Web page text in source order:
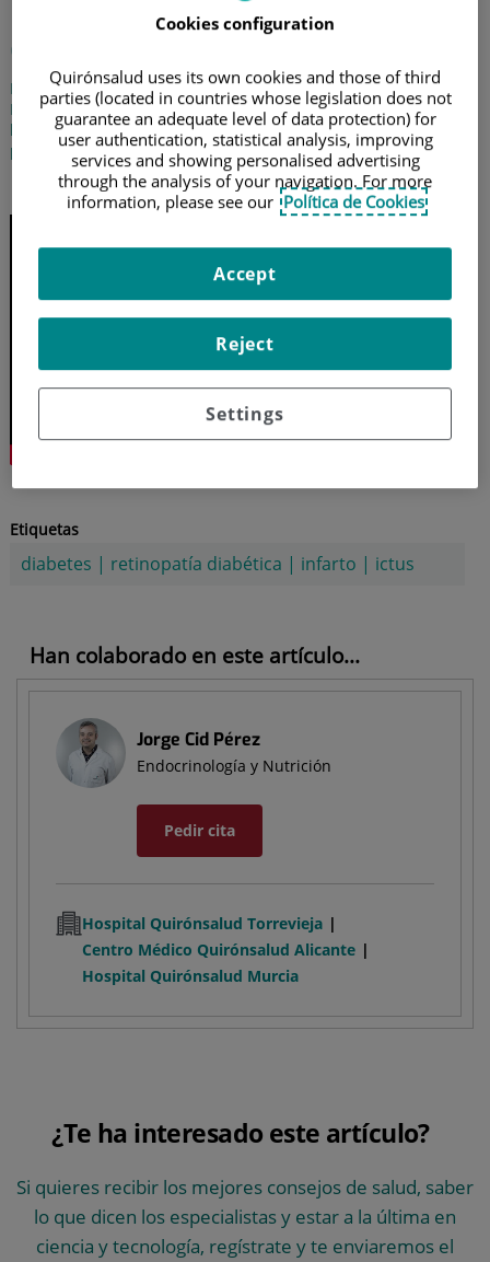
de la diabetes
El endocrinólogo Jorge Cid, de los hospitales Quirónsalud
Murcia, Torrevieja y Alicante, nos ayuda a entender el origen de
la diabetes y sus consecuencias, y además nos ofrece las claves
para su control
9 de noviembre de 2021
Etiquetas
diabetes | retinopatía diabética | infarto | ictus
Han colaborado en este artículo...
Jorge Cid Pérez
Endocrinología y Nutrición
Pedir cita
Hospital Quirónsalud Torrevieja
Centro Médico Quirónsalud Alicante
Hospital Quirónsalud Murcia
¿Te ha interesado este artículo?
Si quieres recibir los mejores consejos de salud, saber
lo que dicen los especialistas y estar a la última en
ciencia y tecnología, regístrate y te enviaremos el
Cookies configuration
Quirónsalud uses its own cookies and those of third
parties (located in countries whose legislation does not
guarantee an adequate level of data protection) for
user authentication, statistical analysis, improving
services and showing personalised advertising
through the analysis of your navigation. For more
information, please see our Política de Cookies
Settings
Reject
Accept